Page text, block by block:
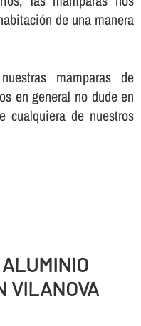
de una manera
mamparas de
en general no dude en
cualquiera de nuestros
VILANOVA